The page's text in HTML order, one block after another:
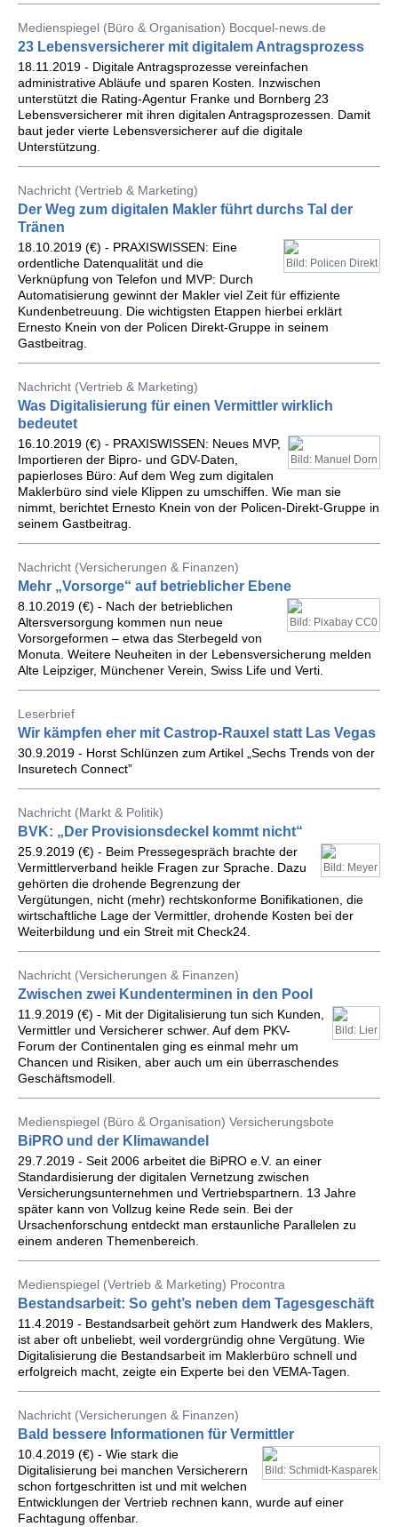
Medienspiegel (Büro & Organisation) Bocquel-news.de
23 Lebensversicherer mit digitalem Antragsprozess
18.11.2019 - Digitale Antragsprozesse vereinfachen
administrative Abläufe und sparen Kosten. Inzwischen
unterstützt die Rating-Agentur Franke und Bornberg 23
Lebensversicherer mit ihren digitalen Antragsprozessen. Damit
baut jeder vierte Lebensversicherer auf die digitale
Unterstützung.
Nachricht (Vertrieb & Marketing)
Der Weg zum digitalen Makler führt durchs Tal der
Tränen
Bild: Policen Direkt
18.10.2019 (€) - PRAXISWISSEN: Eine
ordentliche Datenqualität und die
Verknüpfung von Telefon und MVP: Durch
Automatisierung gewinnt der Makler viel Zeit für effiziente
Kundenbetreuung. Die wichtigsten Etappen hierbei erklärt
Ernesto Knein von der Policen Direkt-Gruppe in seinem
Gastbeitrag.
Nachricht (Vertrieb & Marketing)
Was Digitalisierung für einen Vermittler wirklich
bedeutet
Bild: Manuel Dorn
16.10.2019 (€) - PRAXISWISSEN: Neues MVP,
Importieren der Bipro- und GDV-Daten,
papierloses Büro: Auf dem Weg zum digitalen
Maklerbüro sind viele Klippen zu umschiffen. Wie man sie
nimmt, berichtet Ernesto Knein von der Policen-Direkt-Gruppe in
seinem Gastbeitrag.
Nachricht (Versicherungen & Finanzen)
Mehr „Vorsorge“ auf betrieblicher Ebene
Bild: Pixabay CC0
8.10.2019 (€) - Nach der betrieblichen
Altersversorgung kommen nun neue
Vorsorgeformen – etwa das Sterbegeld von
Monuta. Weitere Neuheiten in der Lebensversicherung melden
Alte Leipziger, Münchener Verein, Swiss Life und Verti.
Leserbrief
Wir kämpfen eher mit Castrop-Rauxel statt Las Vegas
30.9.2019 - Horst Schlünzen zum Artikel „Sechs Trends von der
Insuretech Connect”
Nachricht (Markt & Politik)
BVK: „Der Provisionsdeckel kommt nicht“
Bild: Meyer
25.9.2019 (€) - Beim Pressegespräch brachte der
Vermittlerverband heikle Fragen zur Sprache. Dazu
gehörten die drohende Begrenzung der
Vergütungen, nicht (mehr) rechtskonforme Bonifikationen, die
wirtschaftliche Lage der Vermittler, drohende Kosten bei der
Weiterbildung und ein Streit mit Check24.
Nachricht (Versicherungen & Finanzen)
Zwischen zwei Kundenterminen in den Pool
Bild: Lier
11.9.2019 (€) - Mit der Digitalisierung tun sich Kunden,
Vermittler und Versicherer schwer. Auf dem PKV-
Forum der Continentalen ging es einmal mehr um
Chancen und Risiken, aber auch um ein überraschendes
Geschäftsmodell.
Medienspiegel (Büro & Organisation) Versicherungsbote
BiPRO und der Klimawandel
29.7.2019 - Seit 2006 arbeitet die BiPRO e.V. an einer
Standardisierung der digitalen Vernetzung zwischen
Versicherungsunternehmen und Vertriebspartnern. 13 Jahre
später kann von Vollzug keine Rede sein. Bei der
Ursachenforschung entdeckt man erstaunliche Parallelen zu
einem anderen Themenbereich.
Medienspiegel (Vertrieb & Marketing) Procontra
Bestandsarbeit: So geht’s neben dem Tagesgeschäft
11.4.2019 - Bestandsarbeit gehört zum Handwerk des Maklers,
ist aber oft unbeliebt, weil vordergründig ohne Vergütung. Wie
Digitalisierung die Bestandsarbeit im Maklerbüro schnell und
erfolgreich macht, zeigte ein Experte bei den VEMA-Tagen.
Nachricht (Versicherungen & Finanzen)
Bald bessere Informationen für Vermittler
Bild: Schmidt-Kasparek
10.4.2019 (€) - Wie stark die
Digitalisierung bei manchen Versicherern
schon fortgeschritten ist und mit welchen
Entwicklungen der Vertrieb rechnen kann, wurde auf einer
Fachtagung offenbar.